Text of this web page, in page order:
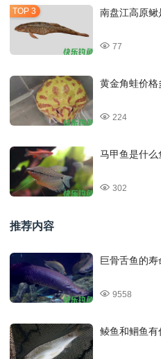
南盘江高原鳅
77
黄金角蛙价格
224
马甲鱼是什么
302
推荐内容
巨骨舌鱼的寿
9558
鲮鱼和鲴鱼有